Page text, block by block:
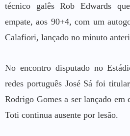
técnico galês Rob Edwards
empate, aos 90+4, com um
Calafiori, lançado no minuto
No encontro disputado no
redes português José Sá foi
Rodrigo Gomes a ser lançado em
Toti continua ausente por lesão.